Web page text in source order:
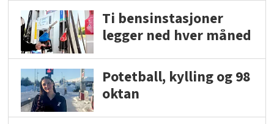
Ti bensinstasjoner
legger ned hver måned
Potetball, kylling og 98
oktan